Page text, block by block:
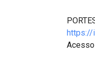
https://